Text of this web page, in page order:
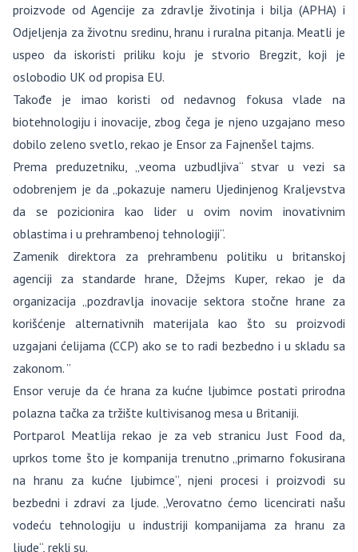
proizvode od Agencije za zdravlje životinja i bilja (APHA) i
Odjeljenja za životnu sredinu, hranu i ruralna pitanja. Meatli je
uspeo da iskoristi priliku koju je stvorio Bregzit, koji je
oslobodio UK od propisa EU.
Takođe je imao koristi od nedavnog fokusa vlade na
biotehnologiju i inovacije, zbog čega je njeno uzgajano meso
dobilo zeleno svetlo, rekao je Ensor za Fajnenšel tajms.
Prema preduzetniku, „veoma uzbudljiva“ stvar u vezi sa
odobrenjem je da „pokazuje nameru Ujedinjenog Kraljevstva
da se pozicionira kao lider u ovim novim inovativnim
oblastima i u prehrambenoj tehnologiji“.
Zamenik direktora za prehrambenu politiku u britanskoj
agenciji za standarde hrane, Džejms Kuper, rekao je da
organizacija „pozdravlja inovacije sektora stočne hrane za
korišćenje alternativnih materijala kao što su proizvodi
uzgajani ćelijama (CCP) ako se to radi bezbedno i u skladu sa
zakonom. ”
Ensor veruje da će hrana za kućne ljubimce postati prirodna
polazna tačka za tržište kultivisanog mesa u Britaniji.
Portparol Meatlija rekao je za veb stranicu Just Food da,
uprkos tome što je kompanija trenutno „primarno fokusirana
na hranu za kućne ljubimce“, njeni procesi i proizvodi su
bezbedni i zdravi za ljude. „Verovatno ćemo licencirati našu
vodeću tehnologiju u industriji kompanijama za hranu za
ljude“, rekli su.